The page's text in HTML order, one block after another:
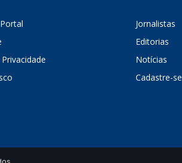
Jornalistas
Editorias
Notícias
Cadastre-se